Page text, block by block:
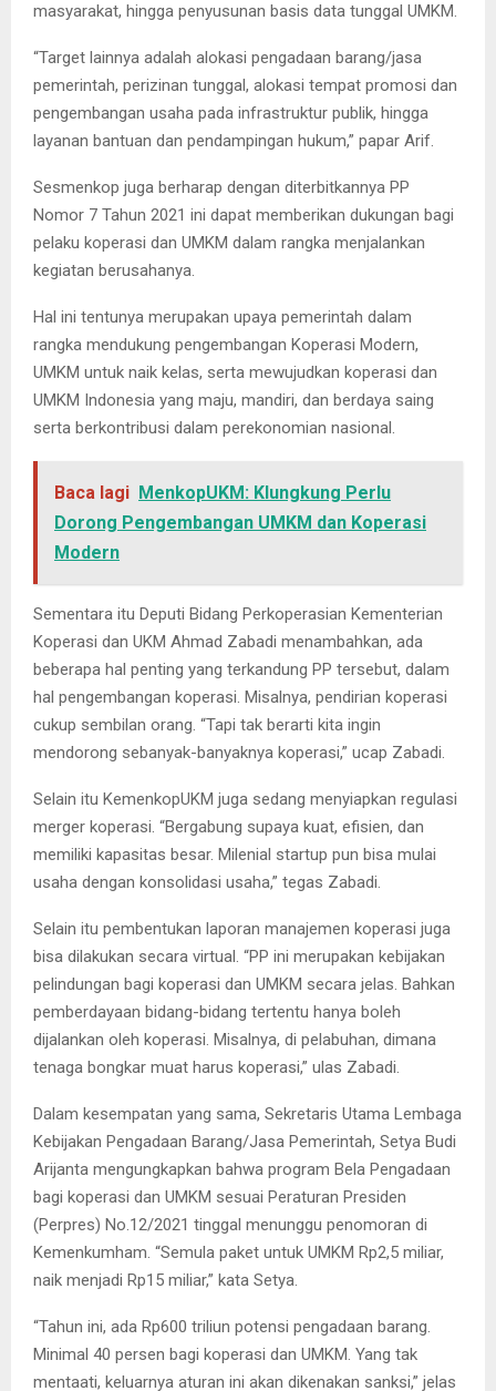
masyarakat, hingga penyusunan basis data tunggal UMKM.
“Target lainnya adalah alokasi pengadaan barang/jasa
pemerintah, perizinan tunggal, alokasi tempat promosi dan
pengembangan usaha pada infrastruktur publik, hingga
layanan bantuan dan pendampingan hukum,” papar Arif.
Sesmenkop juga berharap dengan diterbitkannya PP
Nomor 7 Tahun 2021 ini dapat memberikan dukungan bagi
pelaku koperasi dan UMKM dalam rangka menjalankan
kegiatan berusahanya.
Hal ini tentunya merupakan upaya pemerintah dalam
rangka mendukung pengembangan Koperasi Modern,
UMKM untuk naik kelas, serta mewujudkan koperasi dan
UMKM Indonesia yang maju, mandiri, dan berdaya saing
serta berkontribusi dalam perekonomian nasional.
Baca lagi MenkopUKM: Klungkung Perlu
Dorong Pengembangan UMKM dan Koperasi
Modern
Sementara itu Deputi Bidang Perkoperasian Kementerian
Koperasi dan UKM Ahmad Zabadi menambahkan, ada
beberapa hal penting yang terkandung PP tersebut, dalam
hal pengembangan koperasi. Misalnya, pendirian koperasi
cukup sembilan orang. “Tapi tak berarti kita ingin
mendorong sebanyak-banyaknya koperasi,” ucap Zabadi.
Selain itu KemenkopUKM juga sedang menyiapkan regulasi
merger koperasi. “Bergabung supaya kuat, efisien, dan
memiliki kapasitas besar. Milenial startup pun bisa mulai
usaha dengan konsolidasi usaha,” tegas Zabadi.
Selain itu pembentukan laporan manajemen koperasi juga
bisa dilakukan secara virtual. “PP ini merupakan kebijakan
pelindungan bagi koperasi dan UMKM secara jelas. Bahkan
pemberdayaan bidang-bidang tertentu hanya boleh
dijalankan oleh koperasi. Misalnya, di pelabuhan, dimana
tenaga bongkar muat harus koperasi,” ulas Zabadi.
Dalam kesempatan yang sama, Sekretaris Utama Lembaga
Kebijakan Pengadaan Barang/Jasa Pemerintah, Setya Budi
Arijanta mengungkapkan bahwa program Bela Pengadaan
bagi koperasi dan UMKM sesuai Peraturan Presiden
(Perpres) No.12/2021 tinggal menunggu penomoran di
Kemenkumham. “Semula paket untuk UMKM Rp2,5 miliar,
naik menjadi Rp15 miliar,” kata Setya.
“Tahun ini, ada Rp600 triliun potensi pengadaan barang.
Minimal 40 persen bagi koperasi dan UMKM. Yang tak
mentaati, keluarnya aturan ini akan dikenakan sanksi,” jelas